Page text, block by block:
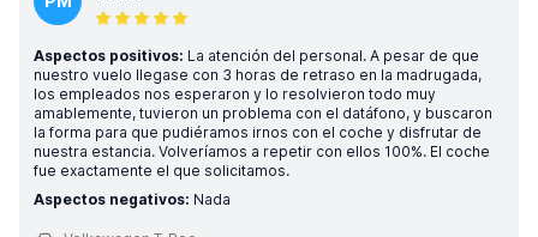
Aspectos positivos: La atención del personal. A pesar de que
nuestro vuelo llegase con 3 horas de retraso en la madrugada,
los empleados nos esperaron y lo resolvieron todo muy
amablemente, tuvieron un problema con el datáfono, y buscaron
la forma para que pudiéramos irnos con el coche y disfrutar de
nuestra estancia. Volveríamos a repetir con ellos 100%. El coche
fue exactamente el que solicitamos.
Aspectos negativos: Nada